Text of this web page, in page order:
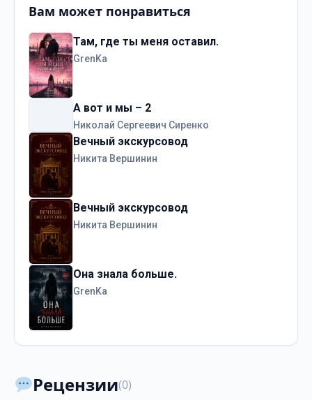
Вам может понравиться
Там, где ты меня оставил.
GrenKa
А вот и мы – 2
Николай Сергеевич Сиренко
Вечный экскурсовод
Никита Вершинин
Вечный экскурсовод
Никита Вершинин
Она знала больше.
GrenKa
Рецензии(0)